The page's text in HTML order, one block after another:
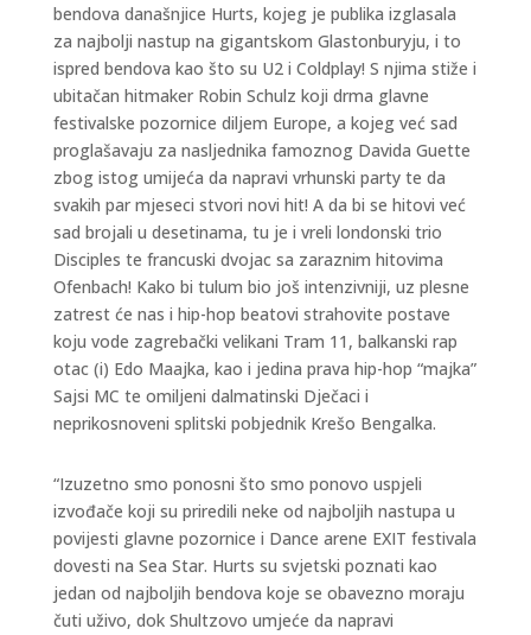
bendova današnjice Hurts, kojeg je publika izglasala
za najbolji nastup na gigantskom Glastonburyju, i to
ispred bendova kao što su U2 i Coldplay! S njima stiže i
ubitačan hitmaker Robin Schulz koji drma glavne
festivalske pozornice diljem Europe, a kojeg već sad
proglašavaju za nasljednika famoznog Davida Guette
zbog istog umijeća da napravi vrhunski party te da
svakih par mjeseci stvori novi hit! A da bi se hitovi već
sad brojali u desetinama, tu je i vreli londonski trio
Disciples te francuski dvojac sa zaraznim hitovima
Ofenbach! Kako bi tulum bio još intenzivniji, uz plesne
zatrest će nas i hip-hop beatovi strahovite postave
koju vode zagrebački velikani Tram 11, balkanski rap
otac (i) Edo Maajka, kao i jedina prava hip-hop “majka”
Sajsi MC te omiljeni dalmatinski Dječaci i
neprikosnoveni splitski pobjednik Krešo Bengalka.
“Izuzetno smo ponosni što smo ponovo uspjeli
izvođače koji su priredili neke od najboljih nastupa u
povijesti glavne pozornice i Dance arene EXIT festivala
dovesti na Sea Star. Hurts su svjetski poznati kao
jedan od najboljih bendova koje se obavezno moraju
čuti uživo, dok Shultzovo umjeće da napravi